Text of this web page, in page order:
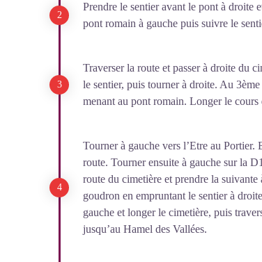
Prendre le sentier avant le pont à droite
pont romain à gauche puis suivre le
Traverser la route et passer à droite du
le sentier, puis tourner à droite. Au
menant au pont romain. Longer le
Tourner à gauche vers l’Etre au
route. Tourner ensuite à gauche sur la
route du cimetière et prendre la
goudron en empruntant le sentier à
gauche et longer le cimetière, puis
jusqu’au Hamel des Vallées.